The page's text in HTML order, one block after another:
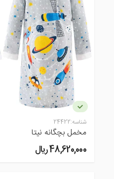
شناسه:24422
مخمل بچگانه نیتا
48,620,000 ريال